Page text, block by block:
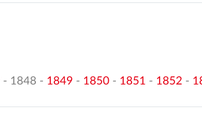
- 1848 - 1849 - 1850 - 1851 - 1852 -